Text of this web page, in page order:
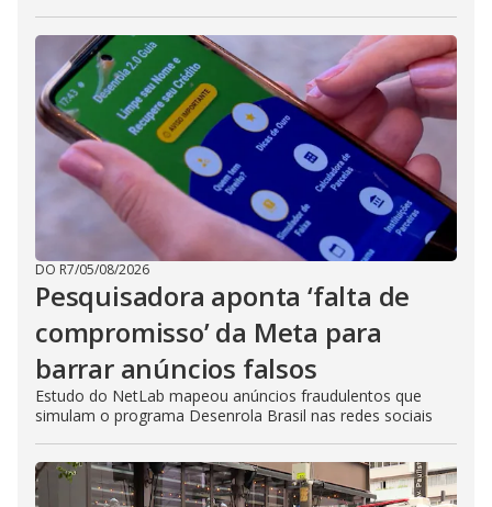
DO R7/05/08/2026
Pesquisadora aponta ‘falta de
compromisso’ da Meta para
barrar anúncios falsos
Estudo do NetLab mapeou anúncios fraudulentos que
simulam o programa Desenrola Brasil nas redes sociais